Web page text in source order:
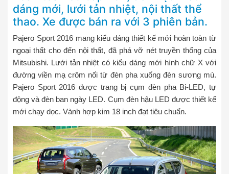
dáng mới, lưới tản nhiệt, nội thất thể
thao. Xe được bán ra với 3 phiên bản.
Pajero Sport 2016 mang kiểu dáng thiết kế mới hoàn toàn từ
ngoại thất cho đến nội thất, đã phá vỡ nét truyền thống của
Mitsubishi. Lưới tản nhiệt có kiểu dáng mới hình chữ X với
đường viền mạ crôm nối từ đèn pha xuống đèn sương mù.
Pajero Sport 2016 được trang bị cụm đèn pha Bi-LED, tự
động và đèn ban ngày LED. Cụm đèn hậu LED được thiết kế
mới chạy dọc. Vành hợp kim 18 inch đạt tiêu chuẩn.